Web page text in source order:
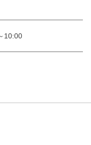
10:00